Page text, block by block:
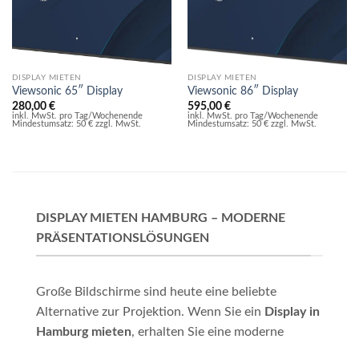
DISPLAY MIETEN
Viewsonic 65″ Display
280,00 €
inkl. MwSt. pro Tag/Wochenende
Mindestumsatz: 50 € zzgl. MwSt.
DISPLAY MIETEN
Viewsonic 86″ Display
595,00 €
inkl. MwSt. pro Tag/Wochenende
Mindestumsatz: 50 € zzgl. MwSt.
DISPLAY MIETEN HAMBURG – MODERNE
PRÄSENTATIONSLÖSUNGEN
Große Bildschirme sind heute eine beliebte
Alternative zur Projektion. Wenn Sie ein Display in
Hamburg mieten, erhalten Sie eine moderne